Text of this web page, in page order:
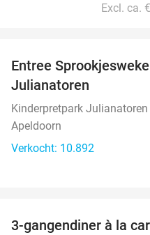
Excl. ca.
Entree
Julianatoren
Kinderpretpark Julianatoren
Apeldoorn
Verkocht: 10.892
3-gangendiner à la